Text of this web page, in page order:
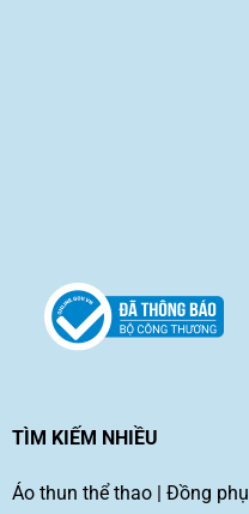
TÌM KIẾM NHIỀU
Áo thun thể thao| Đồng